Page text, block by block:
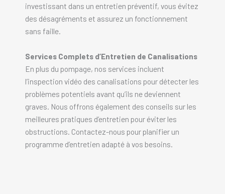
investissant dans un entretien préventif, vous évitez
des désagréments et assurez un fonctionnement
sans faille.
Services Complets d’Entretien de Canalisations
En plus du pompage, nos services incluent
l’inspection vidéo des canalisations pour détecter les
problèmes potentiels avant qu’ils ne deviennent
graves. Nous offrons également des conseils sur les
meilleures pratiques d’entretien pour éviter les
obstructions. Contactez-nous pour planifier un
programme d’entretien adapté à vos besoins.